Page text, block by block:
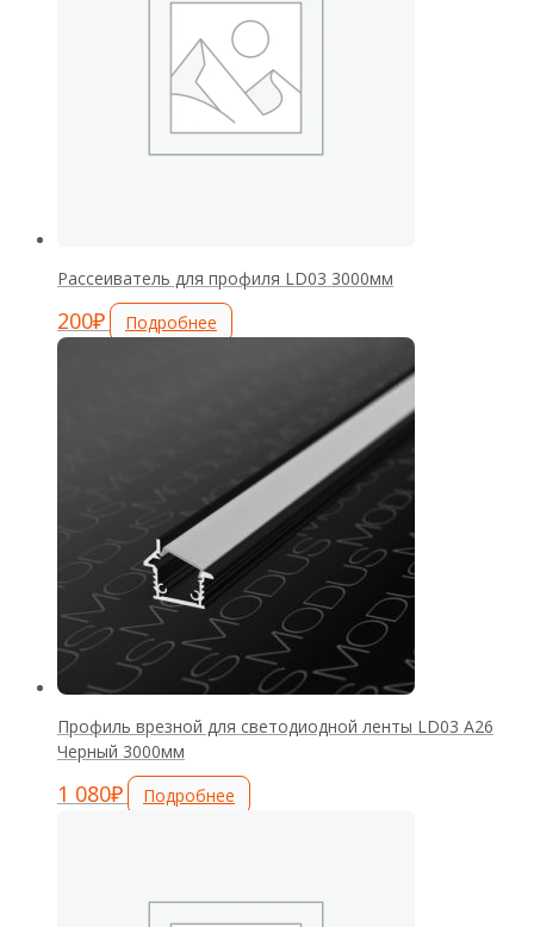
Рассеиватель для профиля LD03 3000мм
200₽ Подробнее
Профиль врезной для светодиодной ленты LD03 А26
Черный 3000мм
1 080₽ Подробнее